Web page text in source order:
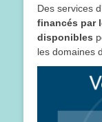
Des services
financés par
disponibles
les domaines